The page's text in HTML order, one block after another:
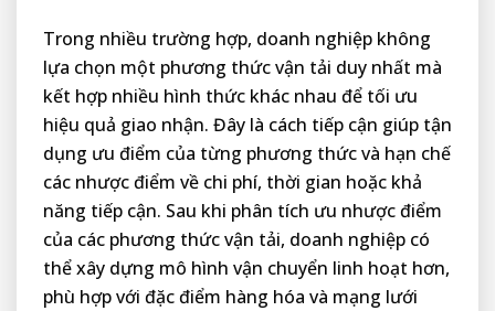
Trong nhiều trường hợp, doanh nghiệp không
lựa chọn một phương thức vận tải duy nhất mà
kết hợp nhiều hình thức khác nhau để tối ưu
hiệu quả giao nhận. Đây là cách tiếp cận giúp tận
dụng ưu điểm của từng phương thức và hạn chế
các nhược điểm về chi phí, thời gian hoặc khả
năng tiếp cận. Sau khi phân tích ưu nhược điểm
của các phương thức vận tải, doanh nghiệp có
thể xây dựng mô hình vận chuyển linh hoạt hơn,
phù hợp với đặc điểm hàng hóa và mạng lưới